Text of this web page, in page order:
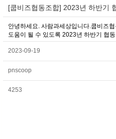
[쿱비즈협동조합] 2023년 하반기
안녕하세요. 사람과세상입니다.쿱비즈
도움이 될 수 있도록 2023년 하반기 협
2023-09-19
pnscoop
4253